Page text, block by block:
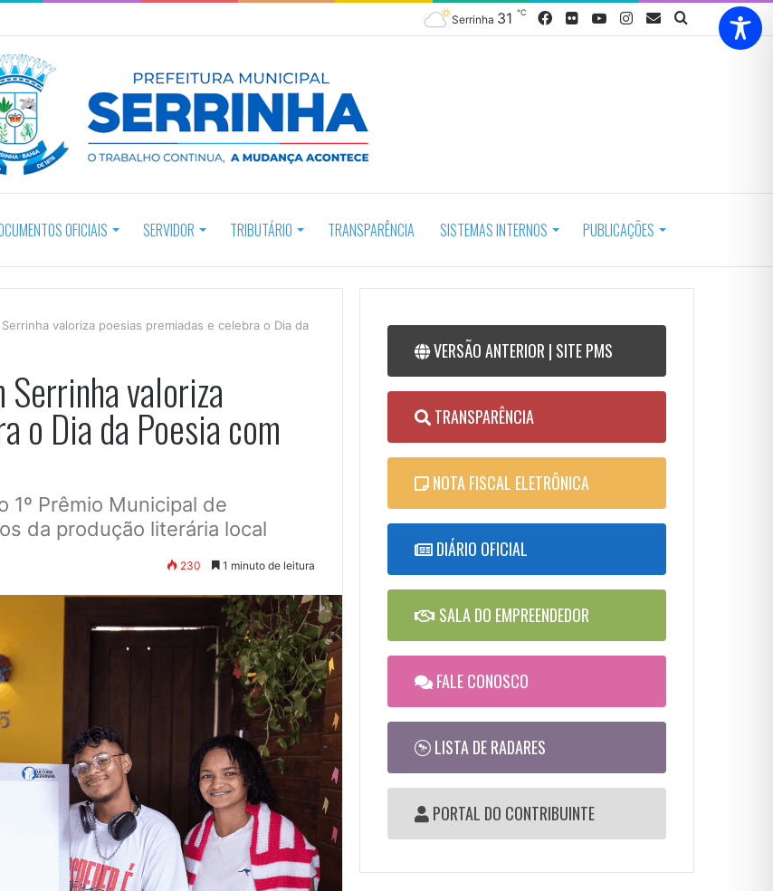
Procurar
Webmail
Instagram
YouTube
Flickr
Facebook
Serrinha 31 ℃
OFICIAIS SERVIDOR TRIBUTÁRIO TRANSPARÊNCIA SISTEMAS INTERNOS PUBLICAÇÕES
valoriza poesias premiadas e celebra o Dia da
valoriza
o Dia da Poesia com
1º Prêmio Municipal de
da produção literária local
230 1 minuto de leitura
VERSÃO ANTERIOR | SITE PMS
TRANSPARÊNCIA
NOTA FISCAL ELETRÔNICA
DIÁRIO OFICIAL
SALA DO EMPREENDEDOR
FALE CONOSCO
LISTA DE RADARES
PORTAL DO CONTRIBUINTE